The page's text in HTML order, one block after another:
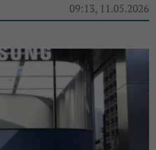
09:13, 11.05.2026